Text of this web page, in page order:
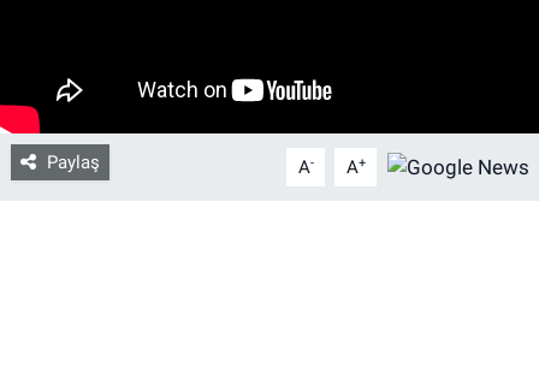
Paylaş A- A+
İletişim/Künye
Yaşam